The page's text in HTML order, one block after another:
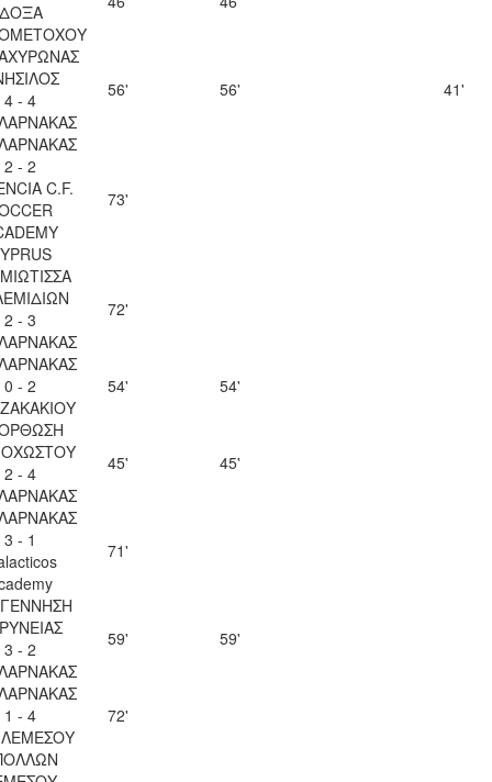
4 - 4
56' 56' 41'
2 - 2
C.F.
73'
2 - 3
72'
0 - 2
54'
54'
2 - 4
45' 45'
3 - 1
71'
3 - 2
59' 59'
1 - 4
72'